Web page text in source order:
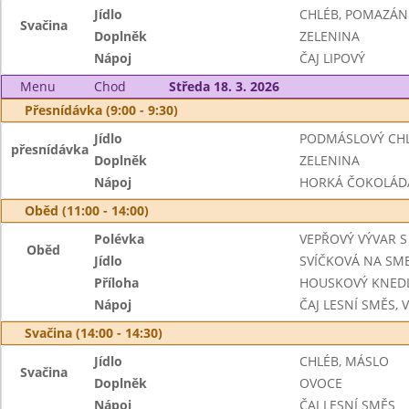
Svačina
Jídlo
CHLÉB,
Doplněk
ZELENINA
Nápoj
ČAJ LIPOVÝ
Menu
Chod
Středa 18. 3. 2026
Přesnídávka (9:00 - 9:30)
přesnídávka
Jídlo
PODMÁSLOVÝ
Doplněk
ZELENINA
Nápoj
HORKÁ
Oběd (11:00 - 14:00)
Oběd
Polévka
VEPŘOVÝ VÝVAR
Jídlo
SVÍČKOVÁ NA
Příloha
HOUSKOVÝ
Nápoj
ČAJ LESNÍ SMĚS,
Svačina (14:00 - 14:30)
Svačina
Jídlo
CHLÉB, MÁSLO
Doplněk
OVOCE
Nápoj
ČAJ LESNÍ SMĚS